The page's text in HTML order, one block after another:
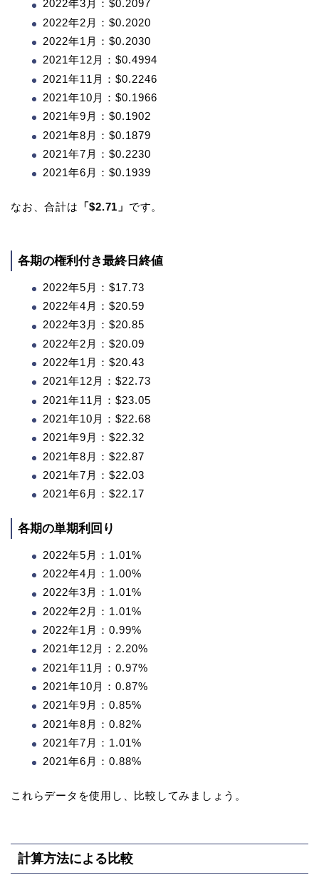
2022年3月：$0.2097
2022年2月：$0.2020
2022年1月：$0.2030
2021年12月：$0.4994
2021年11月：$0.2246
2021年10月：$0.1966
2021年9月：$0.1902
2021年8月：$0.1879
2021年7月：$0.2230
2021年6月：$0.1939
なお、合計は 「$2.71」 です。
各期の権利付き最終日終値
2022年5月：$17.73
2022年4月：$20.59
2022年3月：$20.85
2022年2月：$20.09
2022年1月：$20.43
2021年12月：$22.73
2021年11月：$23.05
2021年10月：$22.68
2021年9月：$22.32
2021年8月：$22.87
2021年7月：$22.03
2021年6月：$22.17
各期の単期利回り
2022年5月：1.01%
2022年4月：1.00%
2022年3月：1.01%
2022年2月：1.01%
2022年1月：0.99%
2021年12月：2.20%
2021年11月：0.97%
2021年10月：0.87%
2021年9月：0.85%
2021年8月：0.82%
2021年7月：1.01%
2021年6月：0.88%
これらデータを使用し、比較してみましょう。
計算方法による比較